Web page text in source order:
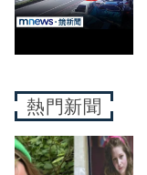
熱門新聞